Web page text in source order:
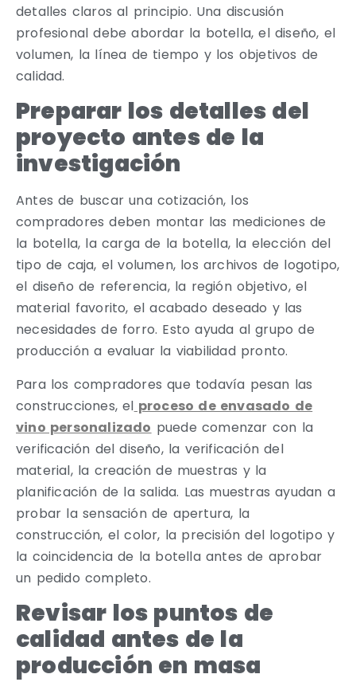
detalles claros al principio. Una discusión
profesional debe abordar la botella, el diseño, el
volumen, la línea de tiempo y los objetivos de
calidad.
Preparar los detalles del
proyecto antes de la
investigación
Antes de buscar una cotización, los
compradores deben montar las mediciones de
la botella, la carga de la botella, la elección del
tipo de caja, el volumen, los archivos de logotipo,
el diseño de referencia, la región objetivo, el
material favorito, el acabado deseado y las
necesidades de forro. Esto ayuda al grupo de
producción a evaluar la viabilidad pronto.
Para los compradores que todavía pesan las
construcciones, el proceso de envasado de
vino personalizado puede comenzar con la
verificación del diseño, la verificación del
material, la creación de muestras y la
planificación de la salida. Las muestras ayudan a
probar la sensación de apertura, la
construcción, el color, la precisión del logotipo y
la coincidencia de la botella antes de aprobar
un pedido completo.
Revisar los puntos de
calidad antes de la
producción en masa